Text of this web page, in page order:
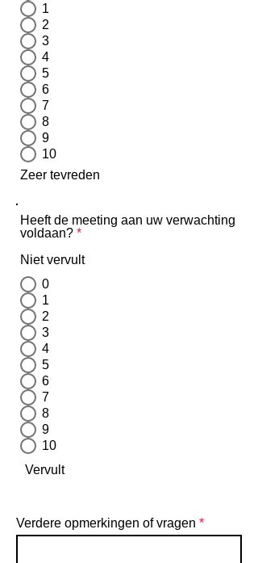
1
2
3
4
5
6
7
8
9
10
Zeer tevreden
Heeft de meeting aan uw verwachting
voldaan? *
0
1
2
3
4
5
6
7
8
9
10
Niet vervult
Vervult
Verdere opmerkingen of vragen